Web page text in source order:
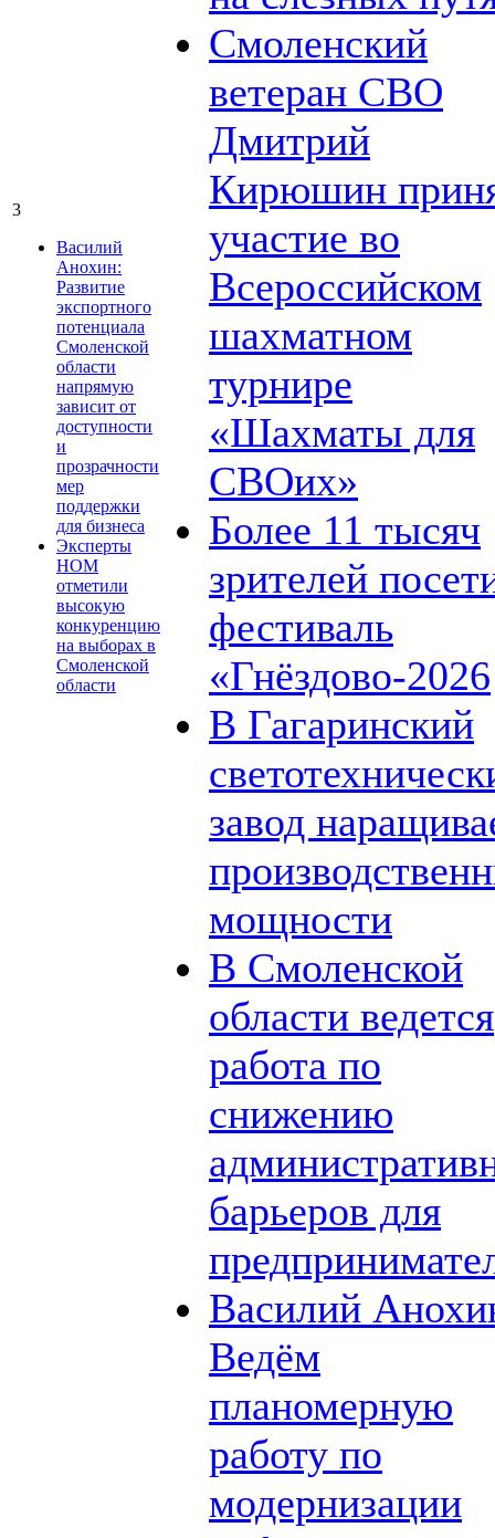
3
Василий
Анохин:
Развитие
экспортного
потенциала
Смоленской
области
напрямую
зависит от
доступности
и
прозрачности
мер
поддержки
для бизнеса
Эксперты
НОМ
отметили
высокую
конкуренцию
на выборах в
Смоленской
области
Смоленский
ветеран СВО
Дмитрий
Кирюшин
участие во
Всероссийском
шахматном
турнире
«Шахматы для
СВОих»
Более 11 тысяч
зрителей
фестиваль
«Гнёздово-2026
В Гагаринский
завод
мощности
В Смоленской
области ведется
работа по
снижению
барьеров для
Василий
Ведём
планомерную
работу по
модернизации